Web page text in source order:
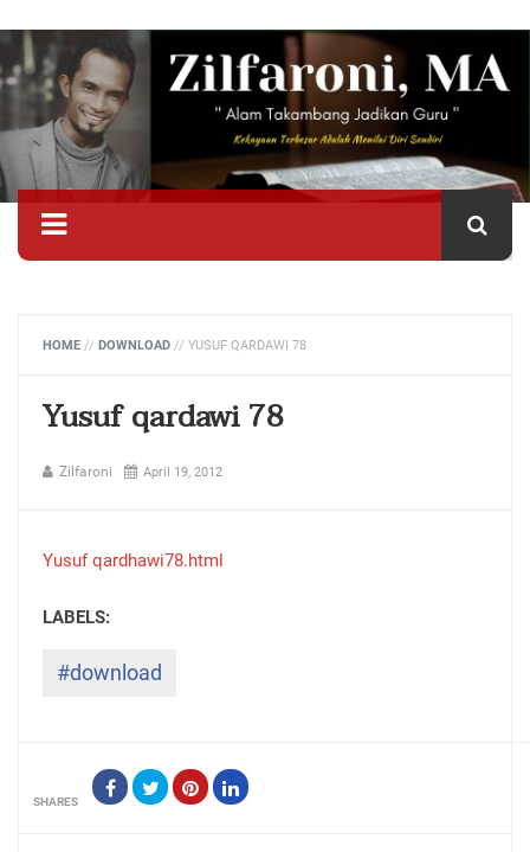
HOME // DOWNLOAD // YUSUF QARDAWI 78
Yusuf qardawi 78
Zilfaroni April 19, 2012
Yusuf qardhawi78.html
#download
SHARES